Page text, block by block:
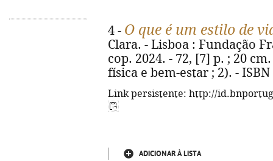
4 - O que é um estilo de
Clara. - Lisboa : Fundação
cop. 2024. - 72, [7] p. ; 20
física e bem-estar ; 2). - ISBN
Link persistente: http://
ADICIONAR À LISTA